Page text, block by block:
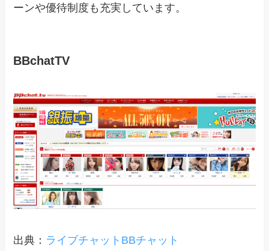
ーンや優待制度も充実しています。
BBchatTV
出典： ライブチャットBBチャット